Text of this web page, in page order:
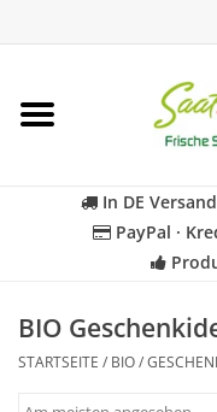
Startseite
Kräuter
In DE
PayPal ·
BIO
STARTSEITE / BIO/